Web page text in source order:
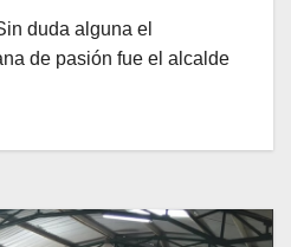
duda alguna el
de pasión fue el alcalde